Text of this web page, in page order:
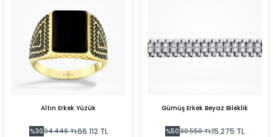
Altın Erkek Yüzük
%3094.446TL66.112 TL
Gümüş Erkek Beyaz Bileklik
%5030.550TL15.275 TL